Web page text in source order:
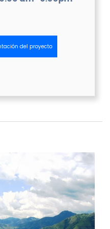
del proyecto